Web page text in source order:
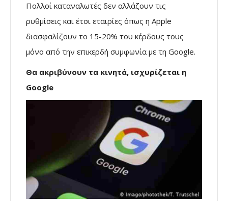
Πολλοί καταναλωτές δεν αλλάζουν τις
ρυθμίσεις και έτσι εταιρίες όπως η Apple
διασφαλίζουν το 15-20% του κέρδους τους
μόνο από την επικερδή συμφωνία με τη Google.
Θα ακριβύνουν τα κινητά, ισχυρίζεται η
Google